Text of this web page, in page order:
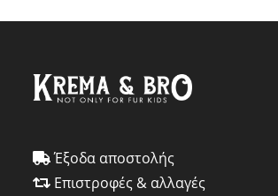
Έξοδα αποστολής
Επιστροφές & αλλαγές